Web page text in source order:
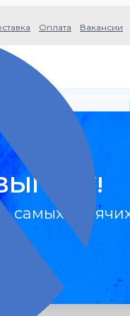
Оплата Вакансии
самых